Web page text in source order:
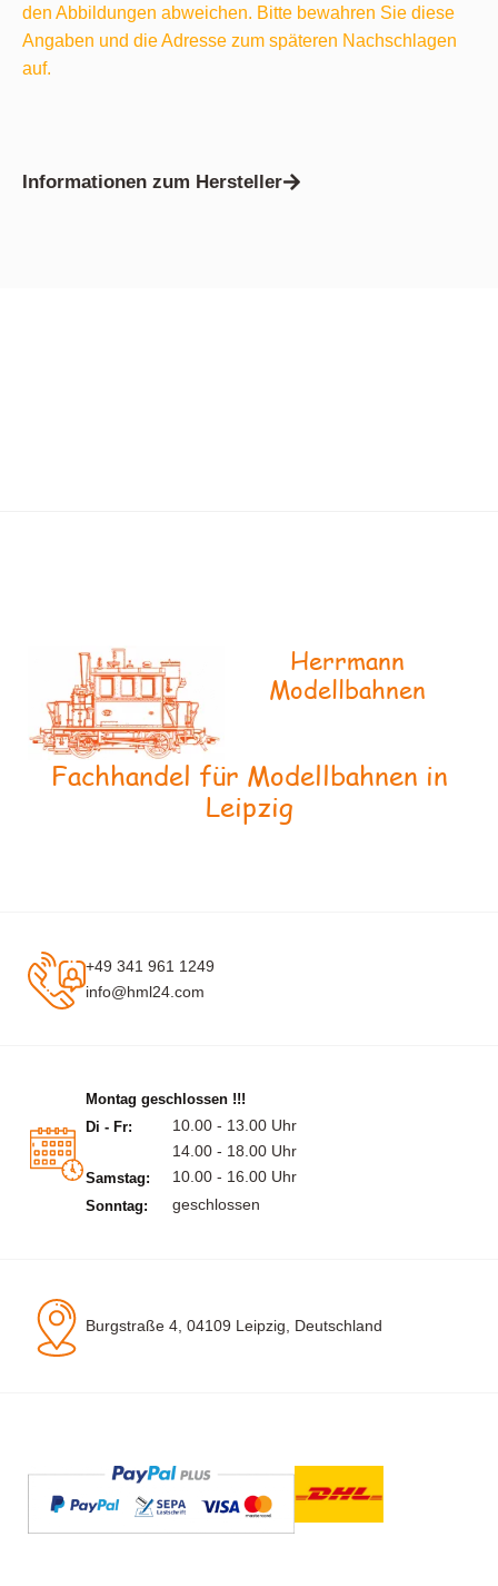
den Abbildungen abweichen. Bitte bewahren Sie diese
Angaben und die Adresse zum späteren Nachschlagen
auf.
Informationen zum Hersteller
Herrmann
Modellbahnen
Fachhandel für Modellbahnen in
Leipzig
+49 341 961 1249
info@hml24.com
Montag geschlossen !!!
Di - Fr:
10.00 - 13.00 Uhr
14.00 - 18.00 Uhr
Samstag: 10.00 - 16.00 Uhr
Sonntag: geschlossen
Burgstraße 4, 04109 Leipzig, Deutschland